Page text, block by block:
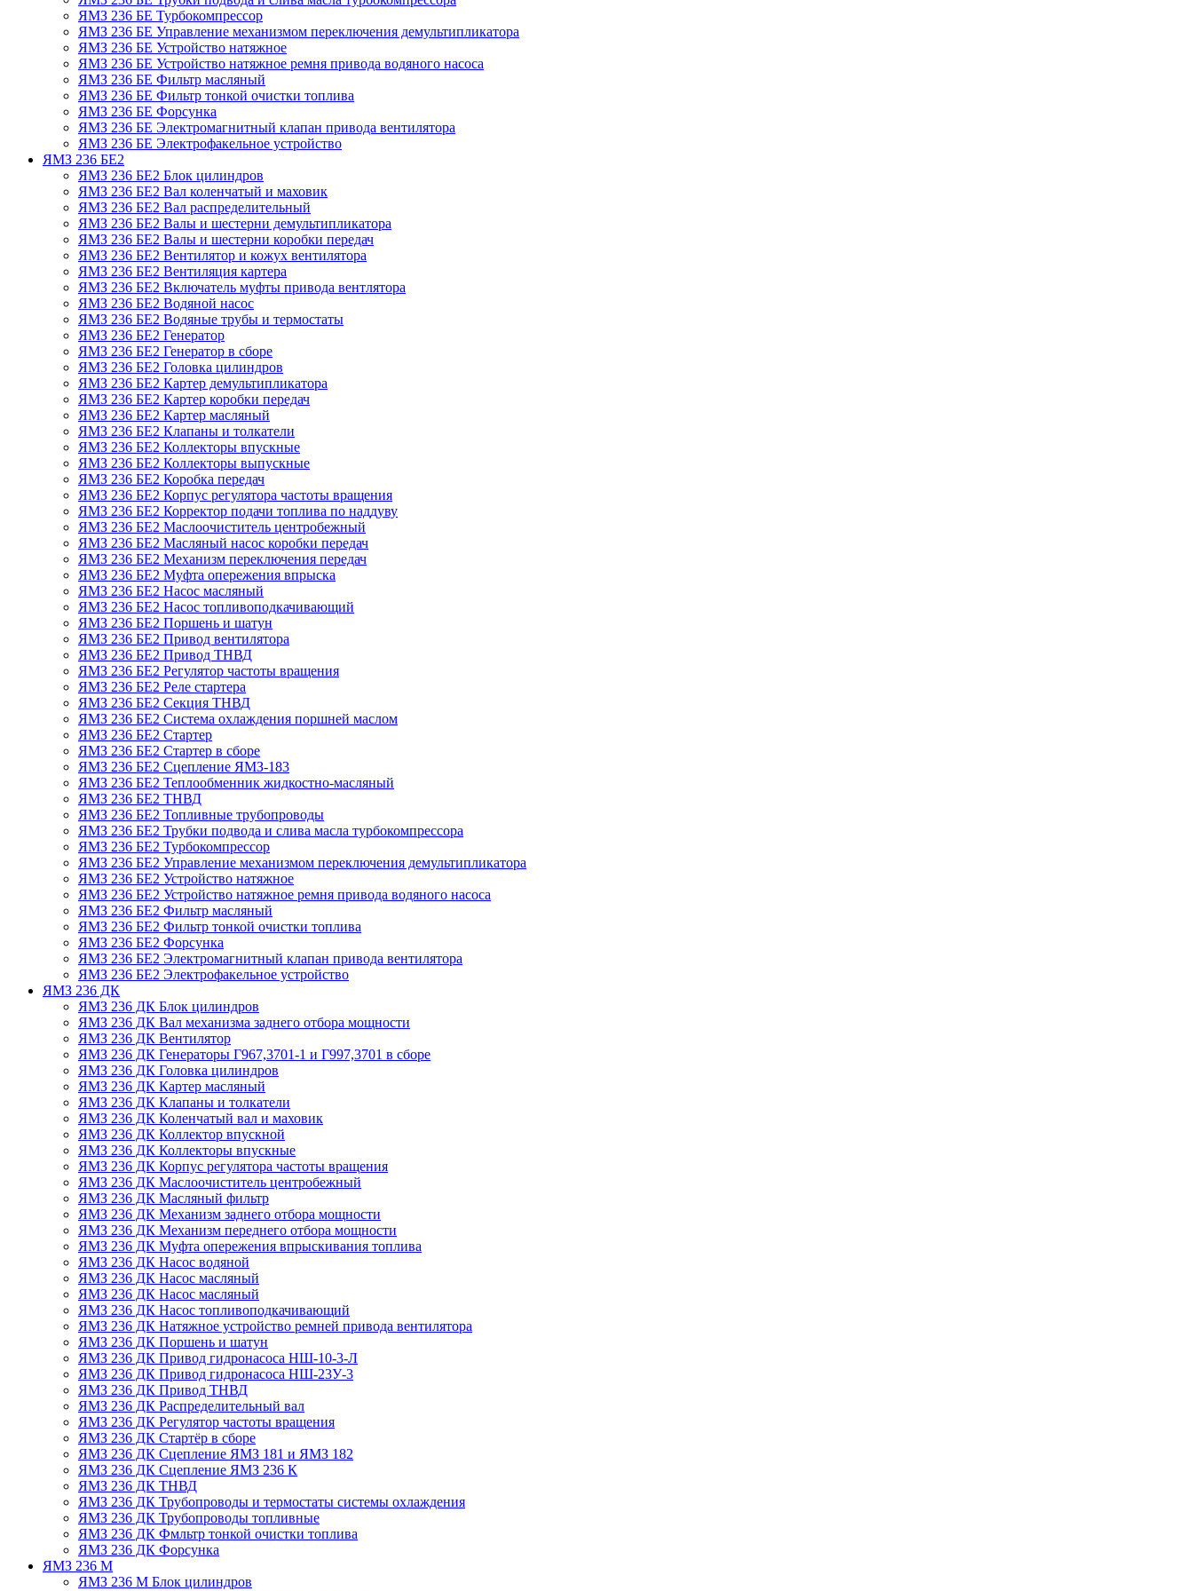
ЯМЗ 236 БЕ Турбокомпрессор
ЯМЗ 236 БЕ Управление механизмом переключения демультипликатора
ЯМЗ 236 БЕ Устройство натяжное
ЯМЗ 236 БЕ Устройство натяжное ремня привода водяного насоса
ЯМЗ 236 БЕ Фильтр масляный
ЯМЗ 236 БЕ Фильтр тонкой очистки топлива
ЯМЗ 236 БЕ Форсунка
ЯМЗ 236 БЕ Электромагнитный клапан привода вентилятора
ЯМЗ 236 БЕ Электрофакельное устройство
ЯМЗ 236 БЕ2
ЯМЗ 236 БЕ2 Блок цилиндров
ЯМЗ 236 БЕ2 Вал коленчатый и маховик
ЯМЗ 236 БЕ2 Вал распределительный
ЯМЗ 236 БЕ2 Валы и шестерни демультипликатора
ЯМЗ 236 БЕ2 Валы и шестерни коробки передач
ЯМЗ 236 БЕ2 Вентилятор и кожух вентилятора
ЯМЗ 236 БЕ2 Вентиляция картера
ЯМЗ 236 БЕ2 Включатель муфты привода вентлятора
ЯМЗ 236 БЕ2 Водяной насос
ЯМЗ 236 БЕ2 Водяные трубы и термостаты
ЯМЗ 236 БЕ2 Генератор
ЯМЗ 236 БЕ2 Генератор в сборе
ЯМЗ 236 БЕ2 Головка цилиндров
ЯМЗ 236 БЕ2 Картер демультипликатора
ЯМЗ 236 БЕ2 Картер коробки передач
ЯМЗ 236 БЕ2 Картер масляный
ЯМЗ 236 БЕ2 Клапаны и толкатели
ЯМЗ 236 БЕ2 Коллекторы впускные
ЯМЗ 236 БЕ2 Коллекторы выпускные
ЯМЗ 236 БЕ2 Коробка передач
ЯМЗ 236 БЕ2 Корпус регулятора частоты вращения
ЯМЗ 236 БЕ2 Корректор подачи топлива по наддуву
ЯМЗ 236 БЕ2 Маслоочиститель центробежный
ЯМЗ 236 БЕ2 Масляный насос коробки передач
ЯМЗ 236 БЕ2 Механизм переключения передач
ЯМЗ 236 БЕ2 Муфта опережения впрыска
ЯМЗ 236 БЕ2 Насос масляный
ЯМЗ 236 БЕ2 Насос топливоподкачивающий
ЯМЗ 236 БЕ2 Поршень и шатун
ЯМЗ 236 БЕ2 Привод вентилятора
ЯМЗ 236 БЕ2 Привод ТНВД
ЯМЗ 236 БЕ2 Регулятор частоты вращения
ЯМЗ 236 БЕ2 Реле стартера
ЯМЗ 236 БЕ2 Секция ТНВД
ЯМЗ 236 БЕ2 Система охлаждения поршней маслом
ЯМЗ 236 БЕ2 Стартер
ЯМЗ 236 БЕ2 Стартер в сборе
ЯМЗ 236 БЕ2 Сцепление ЯМЗ-183
ЯМЗ 236 БЕ2 Теплообменник жидкостно-масляный
ЯМЗ 236 БЕ2 ТНВД
ЯМЗ 236 БЕ2 Топливные трубопроводы
ЯМЗ 236 БЕ2 Трубки подвода и слива масла турбокомпрессора
ЯМЗ 236 БЕ2 Турбокомпрессор
ЯМЗ 236 БЕ2 Управление механизмом переключения демультипликатора
ЯМЗ 236 БЕ2 Устройство натяжное
ЯМЗ 236 БЕ2 Устройство натяжное ремня привода водяного насоса
ЯМЗ 236 БЕ2 Фильтр масляный
ЯМЗ 236 БЕ2 Фильтр тонкой очистки топлива
ЯМЗ 236 БЕ2 Форсунка
ЯМЗ 236 БЕ2 Электромагнитный клапан привода вентилятора
ЯМЗ 236 БЕ2 Электрофакельное устройство
ЯМЗ 236 ДК
ЯМЗ 236 ДК Блок цилиндров
ЯМЗ 236 ДК Вал механизма заднего отбора мощности
ЯМЗ 236 ДК Вентилятор
ЯМЗ 236 ДК Генераторы Г967,3701-1 и Г997,3701 в сборе
ЯМЗ 236 ДК Головка цилиндров
ЯМЗ 236 ДК Картер масляный
ЯМЗ 236 ДК Клапаны и толкатели
ЯМЗ 236 ДК Коленчатый вал и маховик
ЯМЗ 236 ДК Коллектор впускной
ЯМЗ 236 ДК Коллекторы впускные
ЯМЗ 236 ДК Корпус регулятора частоты вращения
ЯМЗ 236 ДК Маслоочиститель центробежный
ЯМЗ 236 ДК Масляный фильтр
ЯМЗ 236 ДК Механизм заднего отбора мощности
ЯМЗ 236 ДК Механизм переднего отбора мощности
ЯМЗ 236 ДК Муфта опережения впрыскивания топлива
ЯМЗ 236 ДК Насос водяной
ЯМЗ 236 ДК Насос масляный
ЯМЗ 236 ДК Насос масляный
ЯМЗ 236 ДК Насос топливоподкачивающий
ЯМЗ 236 ДК Натяжное устройство ремней привода вентилятора
ЯМЗ 236 ДК Поршень и шатун
ЯМЗ 236 ДК Привод гидронасоса НШ-10-3-Л
ЯМЗ 236 ДК Привод гидронасоса НШ-23У-3
ЯМЗ 236 ДК Привод ТНВД
ЯМЗ 236 ДК Распределительный вал
ЯМЗ 236 ДК Регулятор частоты вращения
ЯМЗ 236 ДК Стартёр в сборе
ЯМЗ 236 ДК Сцепление ЯМЗ 181 и ЯМЗ 182
ЯМЗ 236 ДК Сцепление ЯМЗ 236 К
ЯМЗ 236 ДК ТНВД
ЯМЗ 236 ДК Трубопроводы и термостаты системы охлаждения
ЯМЗ 236 ДК Трубопроводы топливные
ЯМЗ 236 ДК Фмльтр тонкой очистки топлива
ЯМЗ 236 ДК Форсунка
ЯМЗ 236 М
ЯМЗ 236 М Блок цилиндров